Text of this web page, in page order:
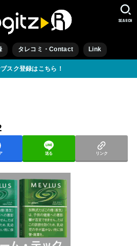
タレコミ・Contact Link
SEARCH
スク登録はこちら！
送る リンク